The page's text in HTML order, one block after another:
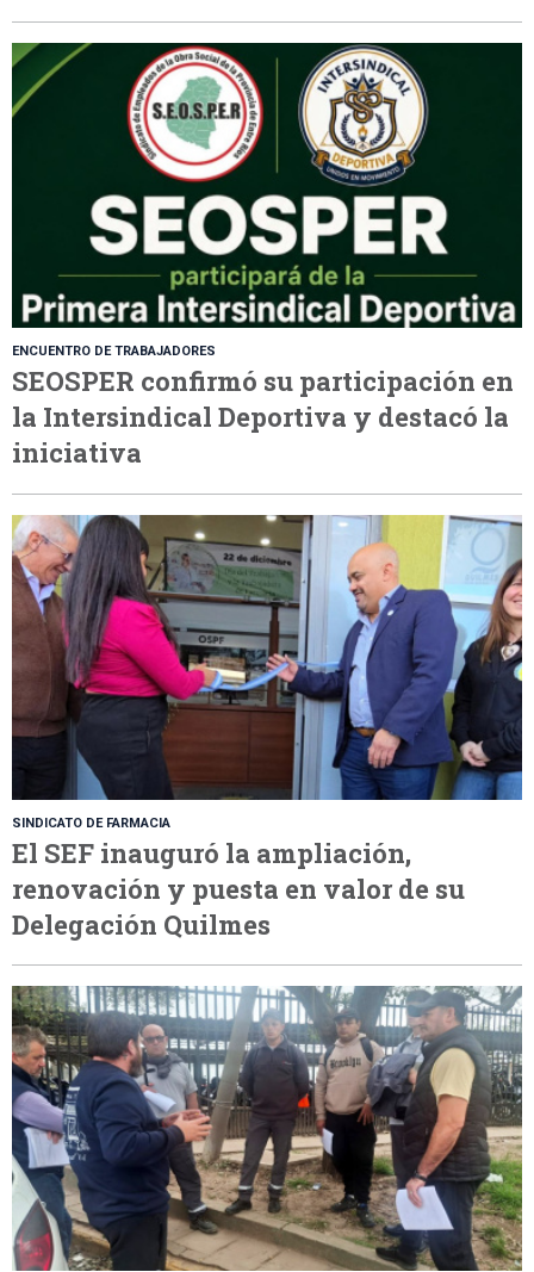
ENCUENTRO DE TRABAJADORES
SEOSPER confirmó su participación en
la Intersindical Deportiva y destacó la
iniciativa
SINDICATO DE FARMACIA
El SEF inauguró la ampliación,
renovación y puesta en valor de su
Delegación Quilmes